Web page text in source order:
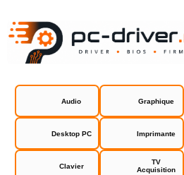
Audio Graphique
Desktop PC Imprimante
Clavier
TV
Acquisition